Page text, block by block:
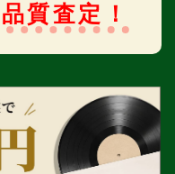
質査定！